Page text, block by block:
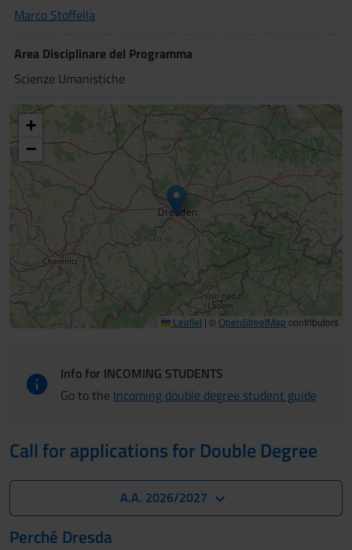
Marco Stoffella
Area Disciplinare del Programma
Scienze Umanistiche
+
−
Leaflet | ©OpenStreetMap contributors
Info for INCOMING STUDENTS
Go to the Incoming double degree student guide
Call for applications for Double Degree
A.A. 2026/2027
Perché Dresda